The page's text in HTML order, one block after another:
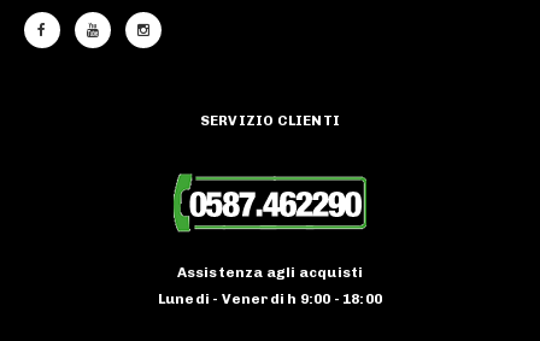
SERVIZIO CLIENTI
Assistenza agli acquisti
Lunedi - Venerdi h 9:00 - 18:00